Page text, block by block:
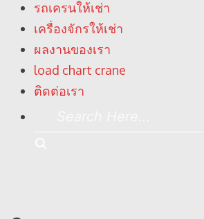
รถเครนให้เช่า
เครื่องจักรให้เช่า
ผลงานของเรา
load chart crane
ติดต่อเรา